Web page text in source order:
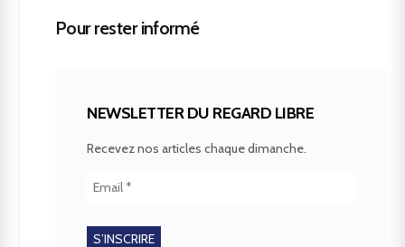
Pour rester informé
NEWSLETTER DU REGARD LIBRE
Recevez nos articles chaque dimanche.